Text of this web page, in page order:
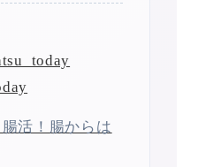
腸活！腸からは